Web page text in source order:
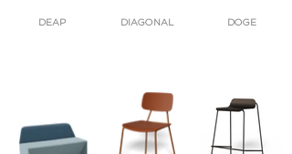
DEAP DIAGONAL DOGE